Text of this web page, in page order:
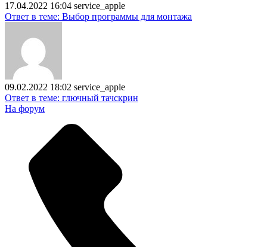
17.04.2022 16:04 service_apple
Ответ в теме: Выбор программы для монтажа
09.02.2022 18:02 service_apple
Ответ в теме: глючный тачскрин
На форум